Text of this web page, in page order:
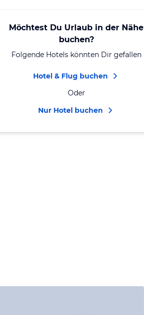
Möchtest Du Urlaub in der Nähe
buchen?
Folgende Hotels könnten Dir gefallen
Hotel & Flug buchen
Oder
Nur Hotel buchen